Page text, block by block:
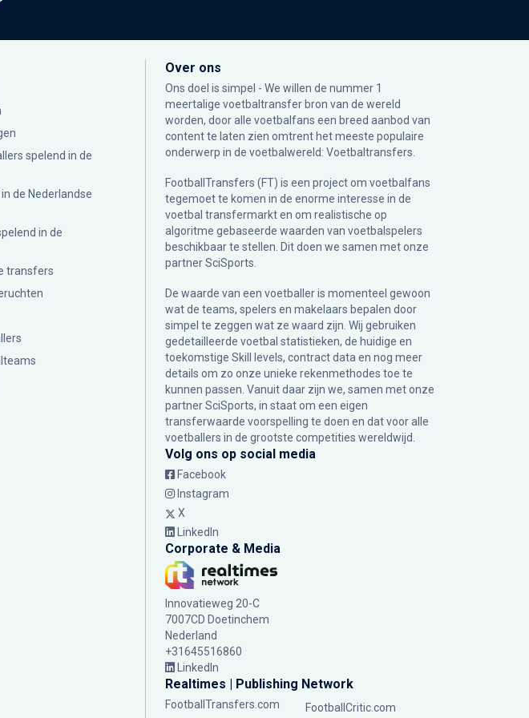
spelend in de
de Nederlandse
in de
transfers
Over ons
Ons doel is simpel - We willen de nummer 1
meertalige voetbaltransfer bron van de wereld
worden, door alle voetbalfans een breed aanbod van
content te laten zien omtrent het meeste populaire
onderwerp in de voetbalwereld: Voetbaltransfers.
FootballTransfers (FT) is een project om voetbalfans
tegemoet te komen in de enorme interesse in de
voetbal transfermarkt en om realistische op
algoritme gebaseerde waarden van voetbalspelers
beschikbaar te stellen. Dit doen we samen met onze
partnerSciSports
De waarde van een voetballer is momenteel gewoon
wat de teams, spelers en makelaars bepalen door
simpel te zeggen wat ze waard zijn. Wij gebruiken
gedetailleerde voetbal statistieken, de huidige en
toekomstige Skill levels, contract data en nog meer
details om zo onze unieke rekenmethodes toe te
kunnen passen. Vanuit daar zijn we, samen met onze
partner SciSports, in staat om een eigen
transferwaarde voorspelling te doen en dat voor alle
voetballers in de grootste competities wereldwijd.
Volg ons op social media
Facebook
Instagram
X
LinkedIn
Corporate & Media
Innovatieweg 20-C
7007CD Doetinchem
Nederland
+31645516860
LinkedIn
Realtimes | Publishing Network
FootballTransfers.com FootballCritic.com